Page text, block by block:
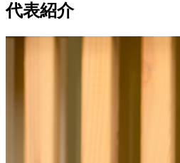
代表紹介